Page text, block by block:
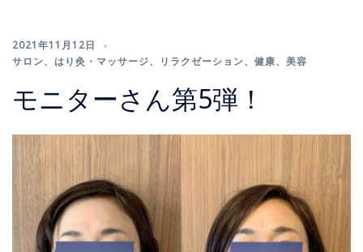
2021年11月12日
サロン、 はり灸・マッサージ、 リラクゼーション、 健康、 美容
モニターさん第5弾！